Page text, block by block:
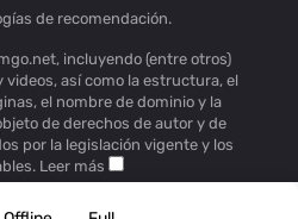
de recomendación.
incluyendo (entre otros)
así como la estructura, el
el nombre de dominio y la
de derechos de autor y de
por la legislación vigente y los
Leer más